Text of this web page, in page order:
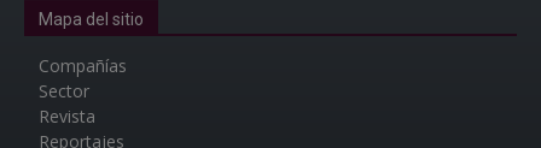
Mapa del sitio
Compañías
Sector
Revista
Reportajes